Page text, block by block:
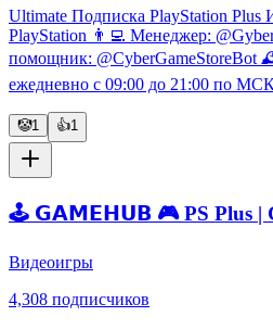
Ultimate Подписка PlayStation Plus
PlayStation 👨‍💻 Менеджер:
помощник: @CyberGameStoreBot
ежедневно с 09:00 до 21:00 по
🤡1 👍1
🕹 𝗚𝗔𝗠𝗘𝗛𝗨𝗕 🎮 PS Plus |
Видеоигры
4,308 подписчиков